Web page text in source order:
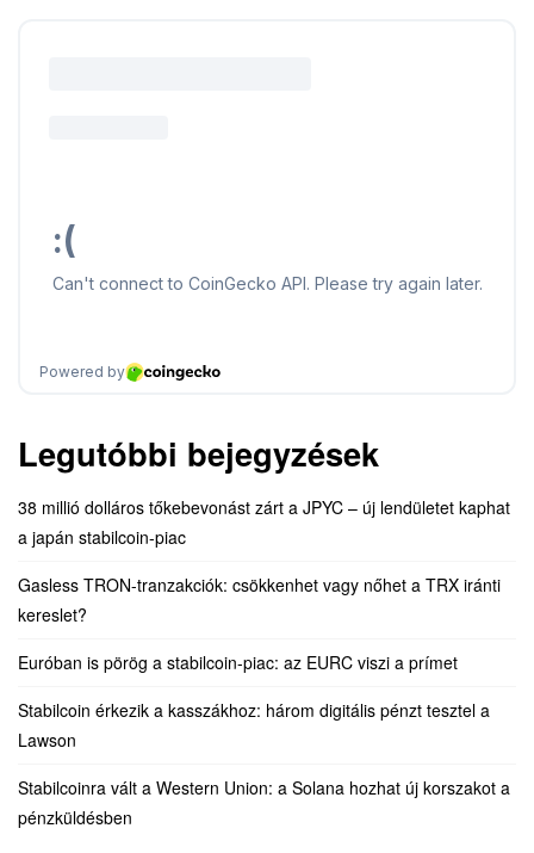
Legutóbbi bejegyzések
38 millió dolláros tőkebevonást zárt a JPYC – új lendületet kaphat
a japán stabilcoin-piac
Gasless TRON-tranzakciók: csökkenhet vagy nőhet a TRX iránti
kereslet?
Euróban is pörög a stabilcoin-piac: az EURC viszi a prímet
Stabilcoin érkezik a kasszákhoz: három digitális pénzt tesztel a
Lawson
Stabilcoinra vált a Western Union: a Solana hozhat új korszakot a
pénzküldésben